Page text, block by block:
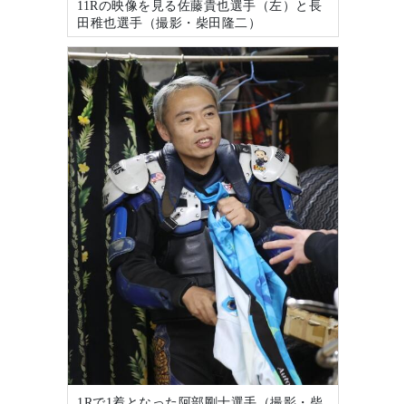
11Rの映像を見る佐藤貴也選手（左）と長
田稚也選手（撮影・柴田隆二）